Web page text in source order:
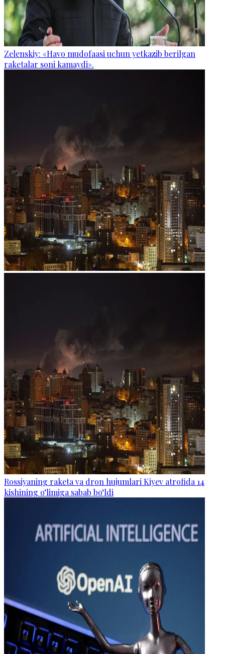
Zelenskiy: «Havo mudofaasi uchun yetkazib berilgan
raketalar soni kamaydi».
Rossiyaning raketa va dron hujumlari Kiyev atrofida 14
kishining o‘limiga sabab bo‘ldi